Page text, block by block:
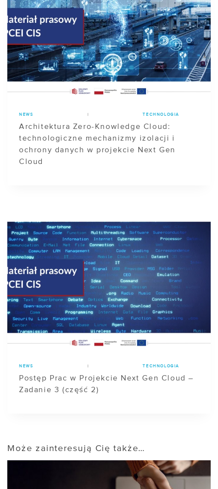
NEWS TECHNOLOGIA
Architektura Zero-Knowledge Cloud:
technologiczne mechanizmy izolacji i
ochrony danych w projekcie Next Gen
Cloud
NEWS TECHNOLOGIA
Postęp Prac w Projekcie Next Gen Cloud –
Zadanie 3 (część 2)
Może zainteresują Cię także…